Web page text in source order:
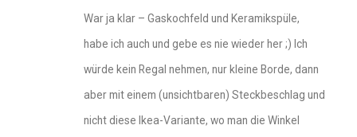
War ja klar – Gaskochfeld und Keramikspüle,
habe ich auch und gebe es nie wieder her ;) Ich
würde kein Regal nehmen, nur kleine Borde, dann
aber mit einem (unsichtbaren) Steckbeschlag und
nicht diese Ikea-Variante, wo man die Winkel